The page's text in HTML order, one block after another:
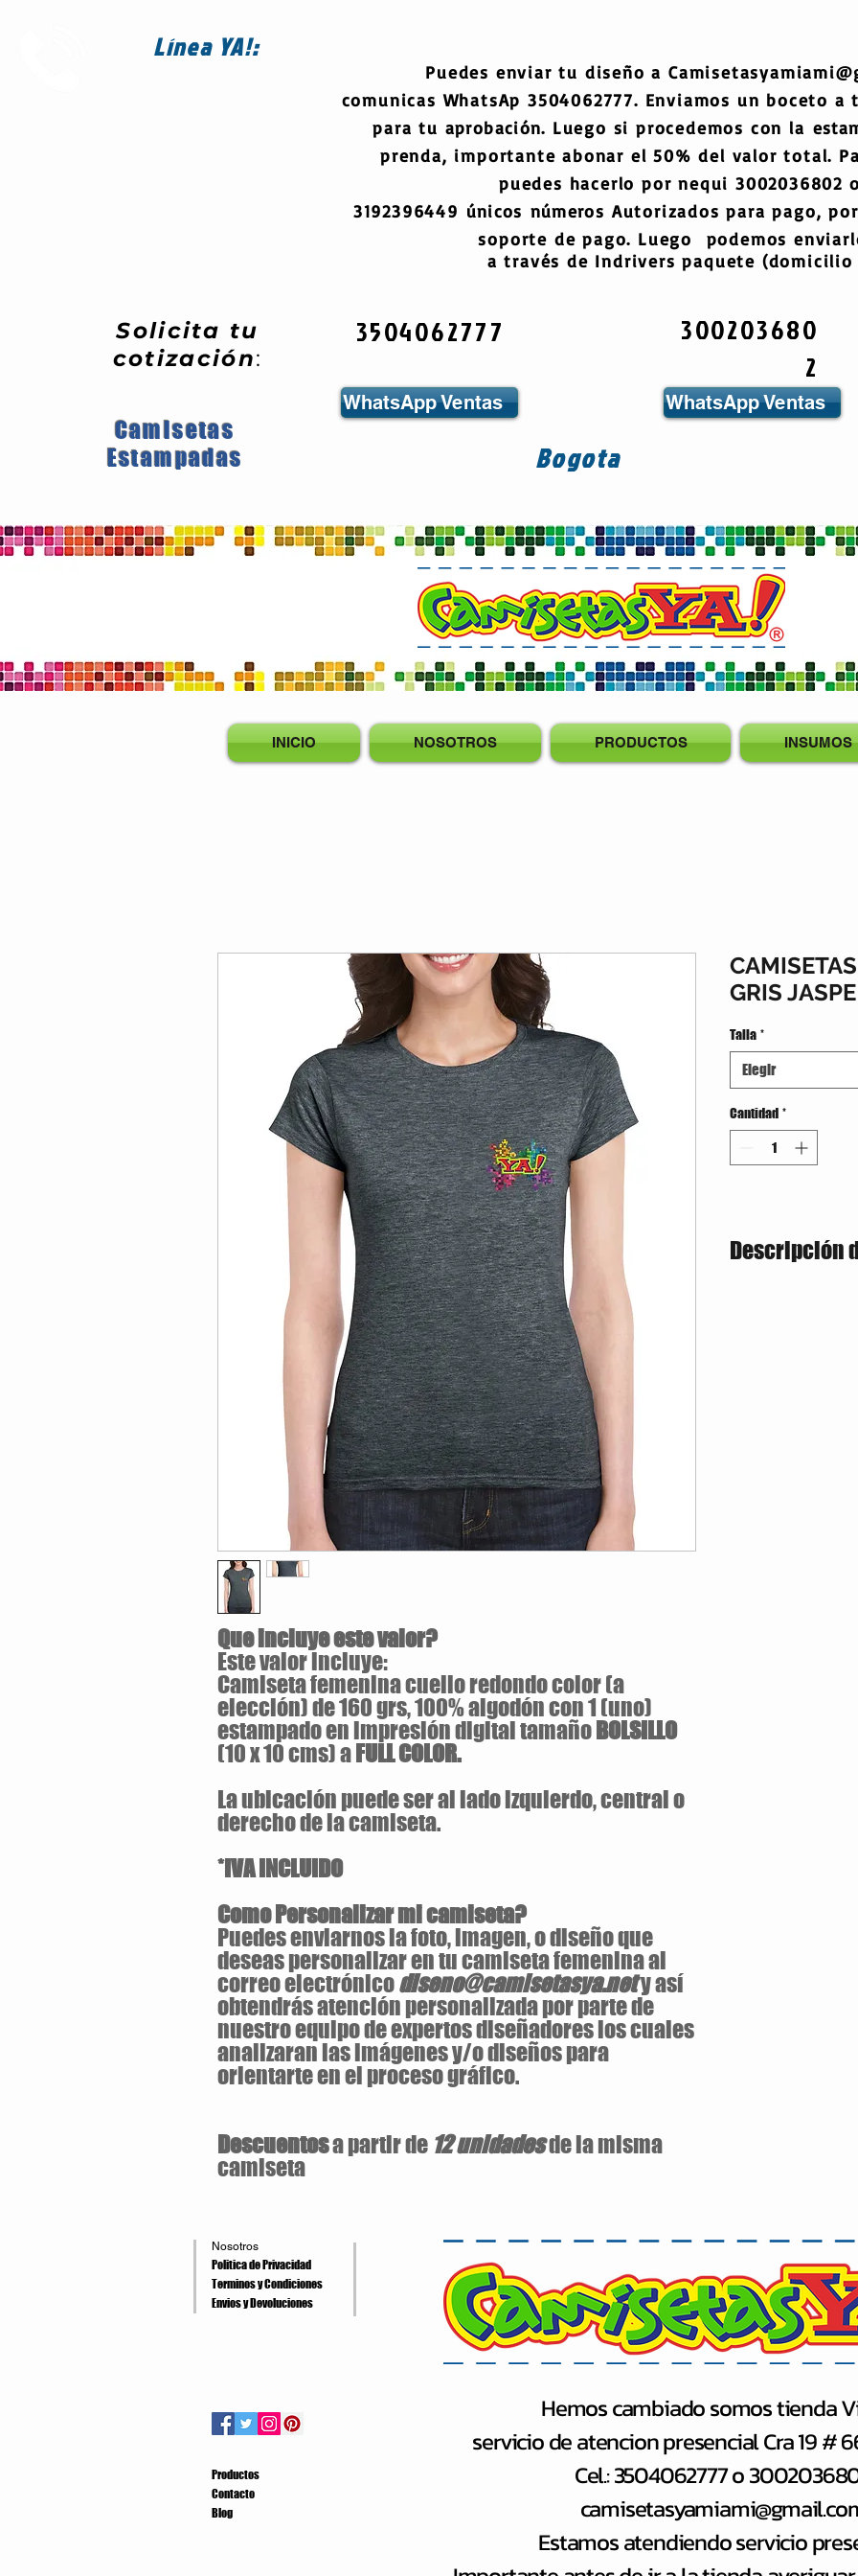
LíneaYA!:
Solicita tu
cotización:
Camisetas
Estampadas
Puedes enviar tu diseño a
comunicas WhatsAp 3504062777. Enviamos un boceto
para tu aprobación. Luego si procedemos con la
prenda, importante abonar el 50% del valor total.
puedes hacerlo por nequi 3002036802
3192396449 únicos números Autorizados para pago,
soporte de pago. Luego podemos
a través de Indrivers paquete (domicilio
3504062777
WhatsApp Ventas
Bogota
300203680
2
WhatsApp Ventas
INICIO NOSOTROS PRODUCTOS INSUMOS
Que incluye este valor?
Este valor incluye:
Camiseta femenina cuello redondo color (a
elección) de 160 grs, 100% algodón con 1 (uno)
estampado en impresión digital tamaño BOLSILLO
(10 x 10 cms) a FULL COLOR.
La ubicación puede ser al lado izquierdo, central o
derecho de la camiseta.
*IVA INCLUIDO
Como Personalizar mi camiseta?
Puedes enviarnos la foto, imagen, o diseño que
deseas personalizar en tu camiseta femenina al
correo electrónicodiseno@camisetasya.nety así
obtendrás atención personalizada por parte de
nuestro equipo de expertos diseñadores los cuales
analizaran las imágenes y/o diseños para
orientarte en el proceso gráfico.
Descuentosa partir de 12 unidadesde la misma
camiseta
GRIS JASPE
Talla *
Elegir
Cantidad *
Descripción
160 gramos / 100%
Nosotros
Politica de Privacidad
Terminos y Condiciones
Envios y Devoluciones
Productos
Contacto
Blog
Hemos cambiado somos tienda
servicio de atencion presencial Cra 19 #
Cel.: 3504062777 o
Estamos atendiendo servicio